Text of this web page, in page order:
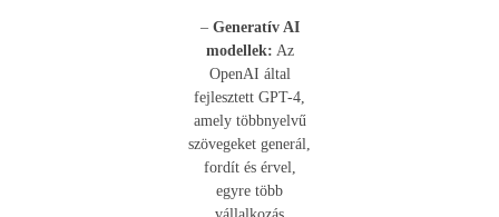
– Generatív AI
modellek: Az
OpenAI által
fejlesztett GPT-4,
amely többnyelvű
szövegeket generál,
fordít és érvel,
egyre több